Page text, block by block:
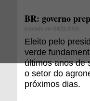
BR: governo
postado em 04/11/2008
Eleito pelo
verde
últimos anos de
o setor do
próximos dias.